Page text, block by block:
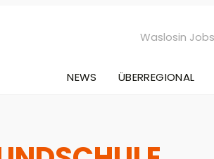
Waslosin Jobs
NEWS ÜBERREGIONAL